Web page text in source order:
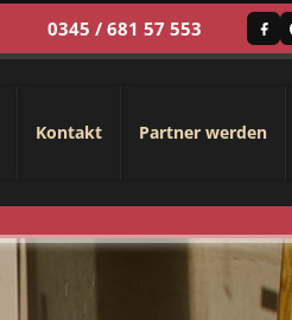
0345 / 681 57 553
Kontakt Partner werden